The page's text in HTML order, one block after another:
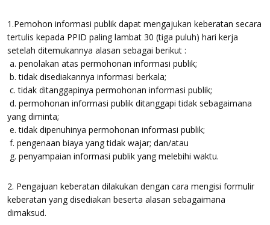
1.Pemohon informasi publik dapat mengajukan keberatan secara
tertulis kepada PPID paling lambat 30 (tiga puluh) hari kerja
setelah ditemukannya alasan sebagai berikut :
a. penolakan atas permohonan informasi publik;
b. tidak disediakannya informasi berkala;
c. tidak ditanggapinya permohonan informasi publik;
d. permohonan informasi publik ditanggapi tidak sebagaimana
yang diminta;
e. tidak dipenuhinya permohonan informasi publik;
f. pengenaan biaya yang tidak wajar; dan/atau
g. penyampaian informasi publik yang melebihi waktu.
2. Pengajuan keberatan dilakukan dengan cara mengisi formulir
keberatan yang disediakan beserta alasan sebagaimana
dimaksud.